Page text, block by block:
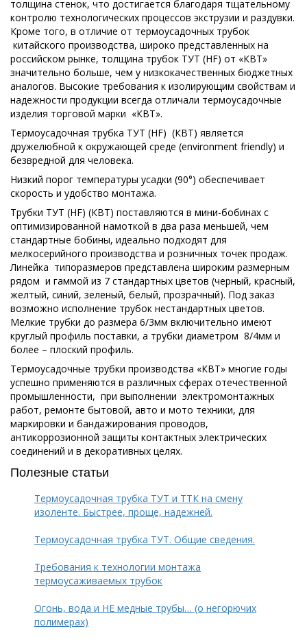
толщина стенок, что достигается благодаря тщательному
контролю технологических процессов экструзии и раздувки.
Кроме того, в отличие от термоусадочных трубок
китайского производства, широко представленных на
российском рынке, толщина трубок ТУТ (HF) от «КВТ»
значительно больше, чем у низкокачественных бюджетных
аналогов. Высокие требования к изолирующим свойствам и
надежности продукции всегда отличали термоусадочные
изделия торговой марки «КВТ».
Термоусадочная трубка ТУТ (HF) (КВТ) является
дружелюбной к окружающей среде (environment friendly) и
безвредной для человека.
Низкий порог температуры усадки (90°) обеспечивает
скорость и удобство монтажа.
Трубки ТУТ (HF) (КВТ) поставляются в мини-бобинах с
оптимизированной намоткой в два раза меньшей, чем
стандартные бобины, идеально подходят для
мелкосерийного производства и розничных точек продаж.
Линейка типоразмеров представлена широким размерным
рядом и гаммой из 7 стандартных цветов (черный, красный,
желтый, синий, зеленый, белый, прозрачный). Под заказ
возможно исполнение трубок нестандартных цветов.
Мелкие трубки до размера 6/3мм включительно имеют
круглый профиль поставки, а трубки диаметром 8/4мм и
более – плоский профиль.
Термоусадочные трубки производства «КВТ» многие годы
успешно применяются в различных сферах отечественной
промышленности, при выполнении электромонтажных
работ, ремонте бытовой, авто и мото техники, для
маркировки и бандажирования проводов,
антикоррозионной защиты контактных электрических
соединений и в декоративных целях.
Полезные статьи
Термоусадочная трубка ТУТ и ТТК на смену
изоленте. Быстрее, проще, надежней.
Термоусадочная трубка ТУТ. Общие сведения.
Требования к технологии монтажа
термоусаживаемых трубок
Огонь, вода и НЕ медные трубы… (о негорючих
полимерах)